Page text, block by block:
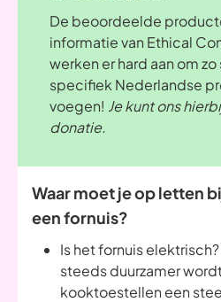
De beoordeelde
informatie van Ethical
werken er hard aan om
specifiek Nederlandse
voegen! Je kunt ons
donatie.
Waar moet je op letten
een fornuis?
Is het fornuis
steeds duurzamer
kooktoestellen een